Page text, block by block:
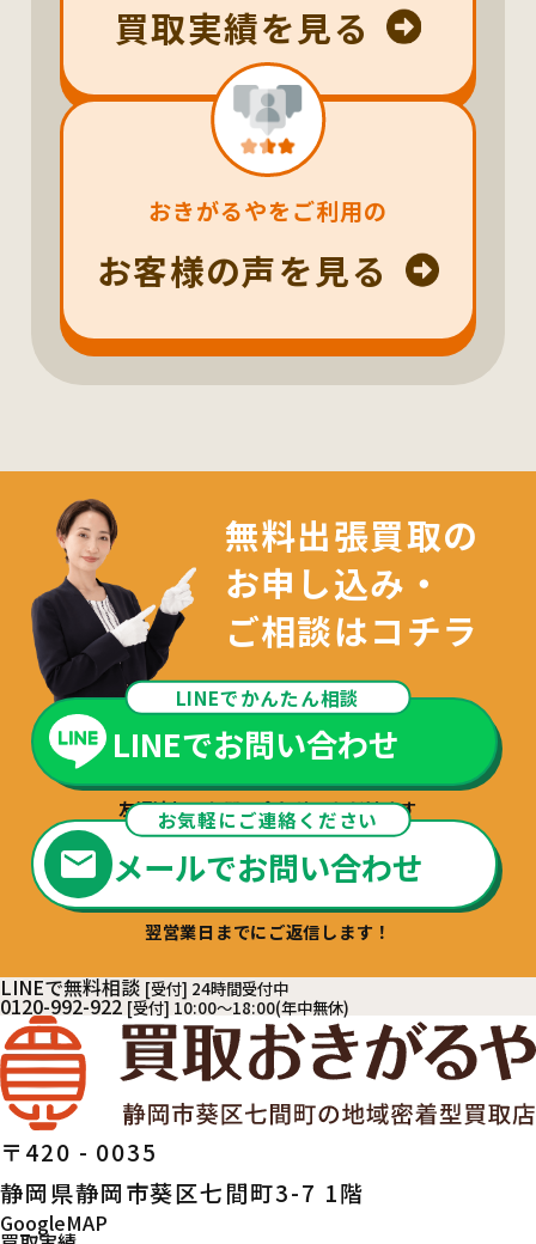
買取実績を見る
おきがるやをご利用の
お客様の声を見る
無料出張買取の
お申し込み・
ご相談はコチラ
LINEでかんたん相談
LINEでお問い合わせ
友達追加でお問い合わせいただけます
お気軽にご連絡ください
メールでお問い合わせ
翌営業日までにご返信します！
LINEで無料相談 [受付] 24時間受付中
0120-992-922 [受付] 10:00～18:00(年中無休)
〒420 - 0035
静岡県静岡市葵区七間町3-7 1階
GoogleMAP